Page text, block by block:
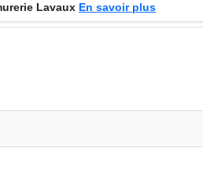
Lavaux En savoir plus